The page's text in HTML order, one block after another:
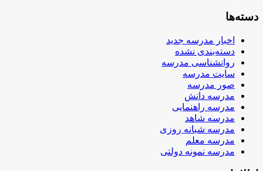
دسته‌ها
اخبار مدرسه جدید
دسته‌بندی نشده
روانشناسی مدرسه
سایت مدرسه
صور مدرسه
مدرسه دانش
مدرسه راهنمایی
مدرسه شاهد
مدرسه شبانه روزی
مدرسه معلم
مدرسه نمونه دولتی